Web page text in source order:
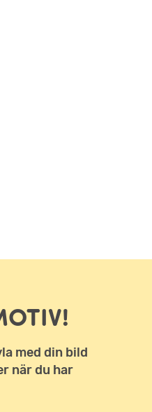
med din bild
när du har